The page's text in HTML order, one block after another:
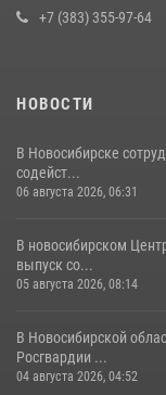
+7 (383) 355-97-64
НОВОСТИ
В Новосибирске
содейст...
06 августа 2026, 06:31
В новосибирском
выпуск со...
05 августа 2026, 08:14
В Новосибирской
Росгвардии ...
04 августа 2026, 04:52